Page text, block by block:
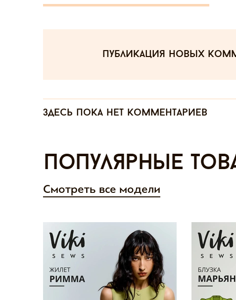
публикация новых
Здесь пока нет комментариев
Популярные
Смотреть все модели